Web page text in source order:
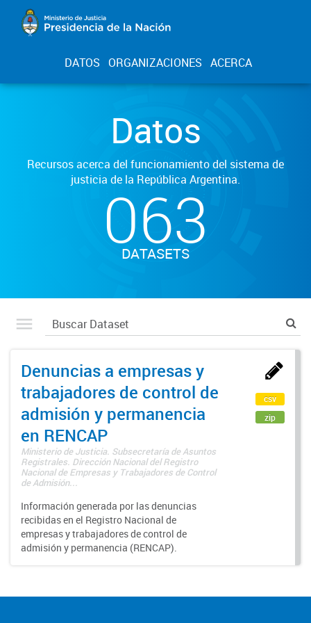
DATOS ORGANIZACIONES ACERCA
Datos
Recursos acerca del funcionamiento del sistema de
justicia de la República Argentina.
063
DATASETS
Denuncias a empresas y
trabajadores de control de
admisión y permanencia
en RENCAP
Ministerio de Justicia. Subsecretaría de Asuntos
Registrales. Dirección Nacional del Registro
Nacional de Empresas y Trabajadores de Control
de Admisión...
Información generada por las denuncias
recibidas en el Registro Nacional de
empresas y trabajadores de control de
admisión y permanencia (RENCAP).
csv
zip